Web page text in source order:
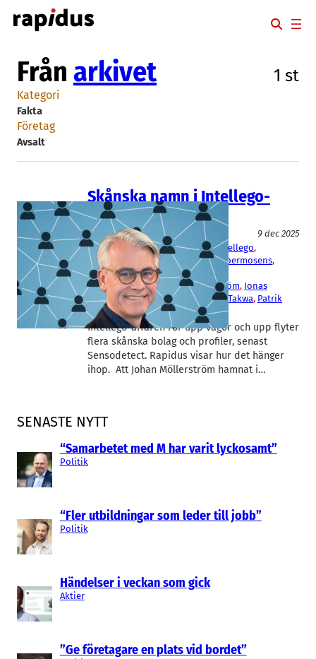
Hoppa
till
SENASTE NYTT
“Samarbetet med M har varit lyckosamt”
Politik
“Fler utbildningar som leder till jobb”
Politik
Händelser i veckan som gick
Aktier
”Ge företagare en plats vid bordet”
Från arkivet 1 st
Kategori
Fakta
Företag
Avsalt
Skånska namn i Intellego-
nätverket
Fakta
9 dec 2025
AegirBio
Avsalt, Dug, Enersize, Intellego
OptiCept
Plexian, SensoDetect, Spermosens
Viraspec
Björn Wetterling, Johan Möllerström, Jonas
Hagberg, Martin Linde Mohamad Takwa, Patrik
Elfwing, Per-Ola Rosenqvist
Intellego-affären rör upp vågor och upp flyter
flera skånska bolag och profiler, senast
Sensodetect. Rapidus visar hur det hänger
ihop. Att Johan Möllerström hamnat i…